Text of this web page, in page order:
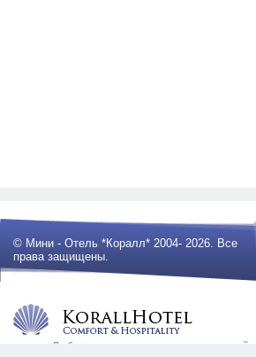
© Мини - Отель *Коралл* 2004- 2026. Все
права защищены.
Любое использование материалов сайта